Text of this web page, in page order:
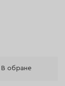
В обране